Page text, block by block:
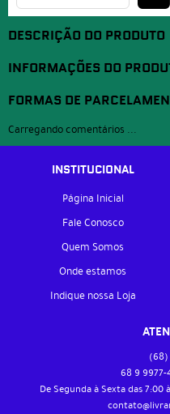
DESCRIÇÃO DO PRODUTO
INFORMAÇÕES DO
FORMAS DE
Carregando comentários ...
INSTITUCIONAL
Página Inicial
Fale Conosco
Quem Somos
Onde estamos
Indique nossa Loja
(68)
68 9 9977-
De Segunda à Sexta das 7:00